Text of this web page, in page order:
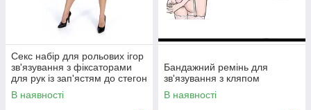
Секс набір для рольових ігор
зв'язування з фіксаторами
для рук із зап'ястям до стегон
В наявності
Бандажний ремінь для
зв'язування з кляпом
В наявності